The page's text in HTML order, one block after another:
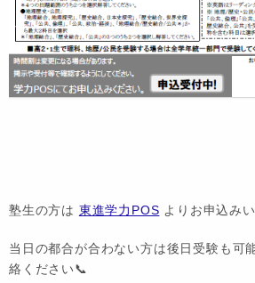
塾生の方は 東進学力POS よりお申込み
当日の都合が合わない方は後日受験も可
絡ください📞